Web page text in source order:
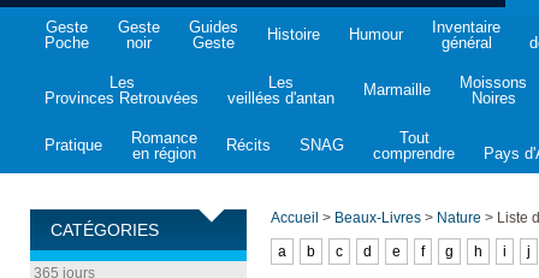
Geste
Poche
Geste
noir
Guides
Geste
Histoire Humour
Inventaire
général
Les
Provinces Retrouvées
Les
veillées d'antan
Marmaille
Moissons
Noires
Pratique
Romance
en région
Récits SNAG
Tout
comprendre
Pays
CATÉGORIES
365 jours
Accueil > Beaux-Livres > Nature > Liste
a
b c d e f g h i j